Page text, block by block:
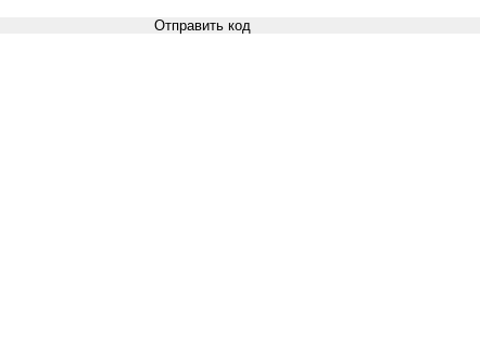
Отправить код